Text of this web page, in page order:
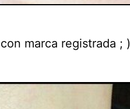
marca registrada ; )